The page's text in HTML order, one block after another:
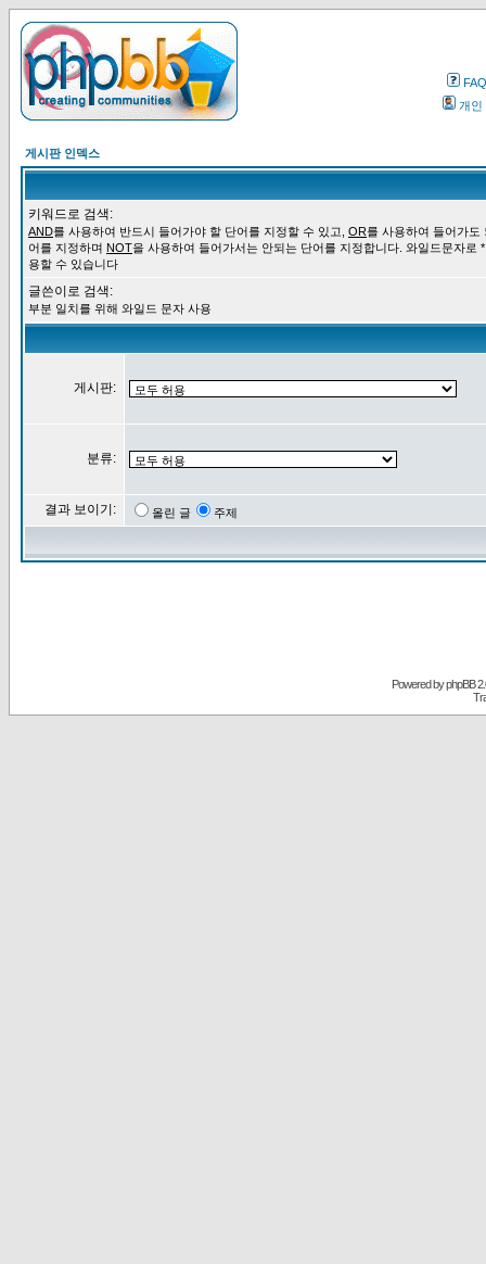
FAQ
개인
게시판 인덱스
키워드로 검색:
AND를 사용하여 반드시 들어가야 할 단어를 지정할 수 있고, OR를 사용하여 들어가도
어를 지정하며 NOT을 사용하여 들어가서는 안되는 단어를 지정합니다. 와일드문자로
용할 수 있습니다
글쓴이로 검색:
부분 일치를 위해 와일드 문자 사용
게시판:
분류:
결과 보이기: 올린 글 주제
Powered byphpBB